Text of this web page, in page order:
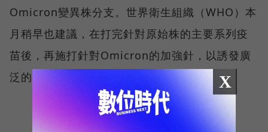
Omicron變異株分支。世界衛生組織（WHO）本
月稍早也建議，在打完針對原始株的主要系列疫
苗後，再施打針對Omicron的加強針，以誘發廣
泛的免疫反應。
X